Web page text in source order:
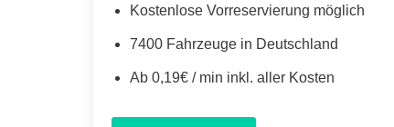
Kostenlose Vorreservierung möglich
7400 Fahrzeuge in Deutschland
Ab 0,19€ / min inkl. aller Kosten